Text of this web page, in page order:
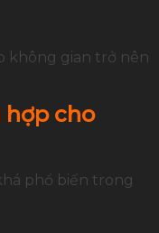
không gian trở nên
hợp cho
phổ biến trong